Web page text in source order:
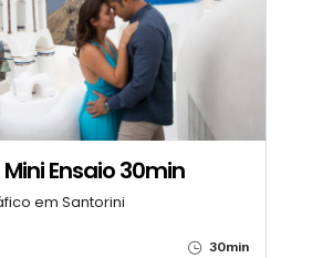
Ensaio 30min
em Santorini
30min